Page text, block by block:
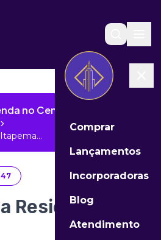
Comprar
Lançamentos
Incorporadoras
Blog
Atendimento
no Centro de Itapema - SC
menu
Residence